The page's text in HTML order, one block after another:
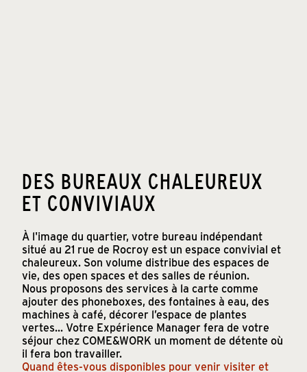
DES BUREAUX CHALEUREUX
ET CONVIVIAUX
À l'image du quartier, votre bureau indépendant
situé au 21 rue de Rocroy est un espace convivial et
chaleureux. Son volume distribue des espaces de
vie, des open spaces et des salles de réunion.
Nous proposons des services à la carte comme
ajouter des phoneboxes, des fontaines à eau, des
machines à café, décorer l’espace de plantes
vertes... Votre Expérience Manager fera de votre
séjour chez COME&WORK un moment de détente où
il fera bon travailler.
Quand êtes-vous disponibles pour venir visiter et